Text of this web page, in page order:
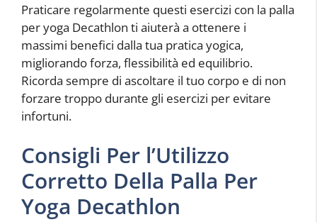
Praticare regolarmente questi esercizi con la palla
per yoga Decathlon ti aiuterà a ottenere i
massimi benefici dalla tua pratica yogica,
migliorando forza, flessibilità ed equilibrio.
Ricorda sempre di ascoltare il tuo corpo e di non
forzare troppo durante gli esercizi per evitare
infortuni.
Consigli Per l’Utilizzo
Corretto Della Palla Per
Yoga Decathlon